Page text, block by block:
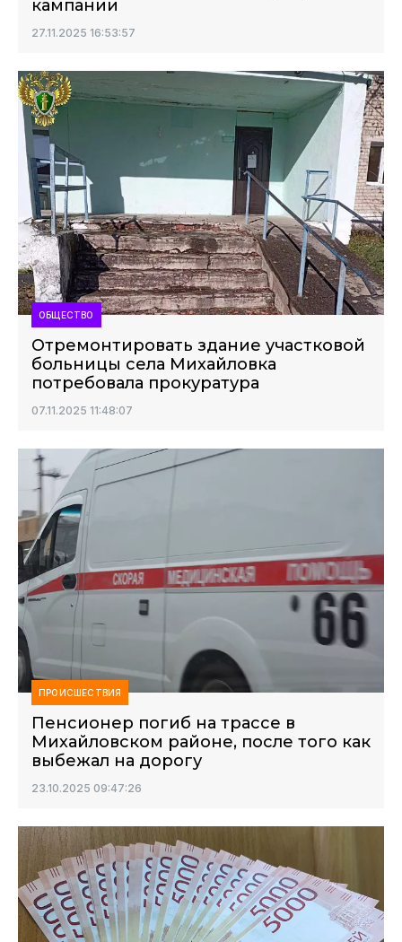
кампании
27.11.2025 16:53:57
ОБЩЕСТВО
Отремонтировать здание участковой
больницы села Михайловка
потребовала прокуратура
07.11.2025 11:48:07
ПРОИСШЕСТВИЯ
Пенсионер погиб на трассе в
Михайловском районе, после того как
выбежал на дорогу
23.10.2025 09:47:26